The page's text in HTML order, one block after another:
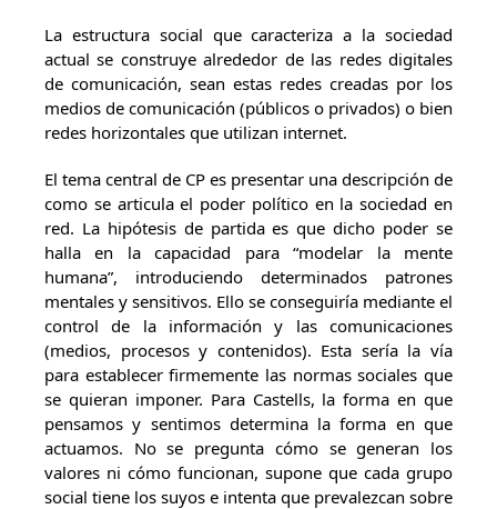
La estructura social que caracteriza a la sociedad
actual se construye alrededor de las redes digitales
de comunicación, sean estas redes creadas por los
medios de comunicación (públicos o privados) o bien
redes horizontales que utilizan internet.
El tema central de CP es presentar una descripción de
como se articula el poder político en la sociedad en
red. La hipótesis de partida es que dicho poder se
halla en la capacidad para “modelar la mente
humana”, introduciendo determinados patrones
mentales y sensitivos. Ello se conseguiría mediante el
control de la información y las comunicaciones
(medios, procesos y contenidos). Esta sería la vía
para establecer firmemente las normas sociales que
se quieran imponer. Para Castells, la forma en que
pensamos y sentimos determina la forma en que
actuamos. No se pregunta cómo se generan los
valores ni cómo funcionan, supone que cada grupo
social tiene los suyos e intenta que prevalezcan sobre